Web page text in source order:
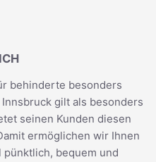
behinderte besonders
gilt als besonders
seinen Kunden diesen
ermöglichen wir Ihnen
bequem und